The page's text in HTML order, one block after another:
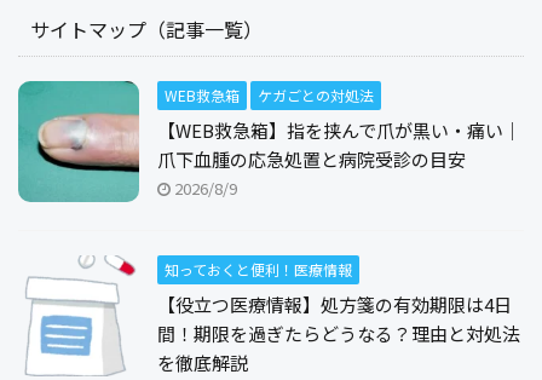
サイトマップ（記事一覧）
WEB救急箱 ケガごとの対処法
【WEB救急箱】指を挟んで爪が黒い・痛い｜
爪下血腫の応急処置と病院受診の目安
2026/8/9
知っておくと便利！医療情報
【役立つ医療情報】処方箋の有効期限は4日
間！期限を過ぎたらどうなる？理由と対処法
を徹底解説